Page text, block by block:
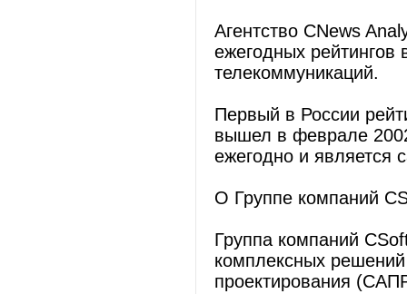
Агентство CNews
ежегодных
телекоммуникаций.
Первый в России
вышел в феврале
ежегодно и является
О Группе компаний
Группа компаний
комплексных решений
проектирования